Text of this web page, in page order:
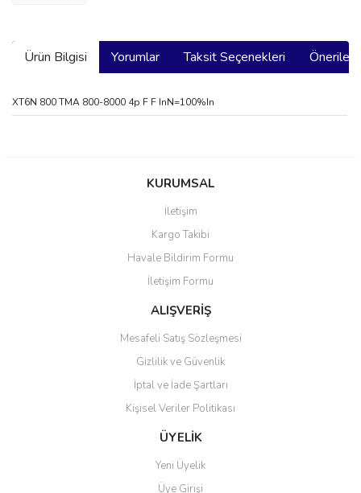
Ürün Bilgisi Yorumlar Taksit Seçenekleri
XT6N 800 TMA 800-8000 4p F F InN=100%In
Bu ürüne ilk yorumu siz yapın!
Ürün resmi kalitesiz, bozuk veya görüntülenemiyor.
Ürün açıklamasında eksik bilgiler bulunuyor.
Ürün bilgilerinde hatalar bulunuyor.
Ürün fiyatı diğer sitelerden daha pahalı.
Gönder
KURUMSAL
İletişim
Kargo Takibi
Havale Bildirim Formu
İletişim Formu
ALIŞVERİŞ
Mesafeli Satış Sözleşmesi
Gizlilik ve Güvenlik
İptal ve İade Şartları
Kişisel Veriler Politikası
ÜYELİK
Yeni Üyelik
Üye Girişi